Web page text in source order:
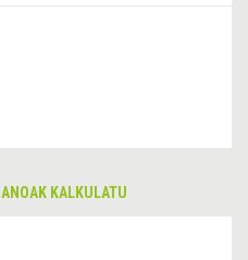
ANOAK KALKULATU